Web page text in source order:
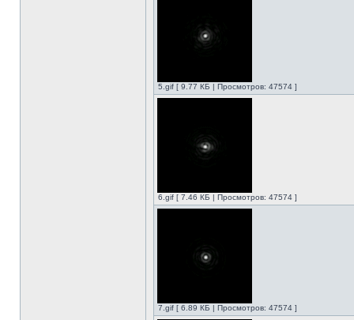
5.gif [ 9.77 КБ | Просмотров: 47574 ]
6.gif [ 7.46 КБ | Просмотров: 47574 ]
7.gif [ 6.89 КБ | Просмотров: 47574 ]